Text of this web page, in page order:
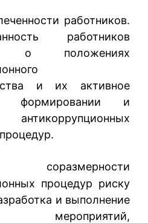
работников.
работников
о положениях
и их активное
формировании и
антикоррупционных
процедур риску
и выполнение
мероприятий,